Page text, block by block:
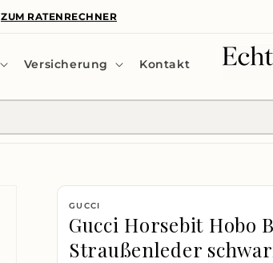
ZUM RATENRECHNER
Versicherung Kontakt
GUCCI
Gucci Horsebit Hobo
Straußenleder